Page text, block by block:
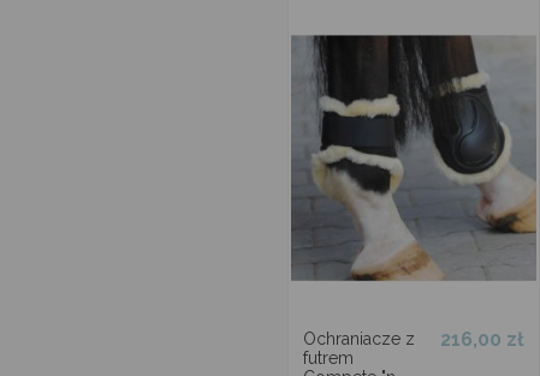
Ochraniacze z
futrem
216,00 zł